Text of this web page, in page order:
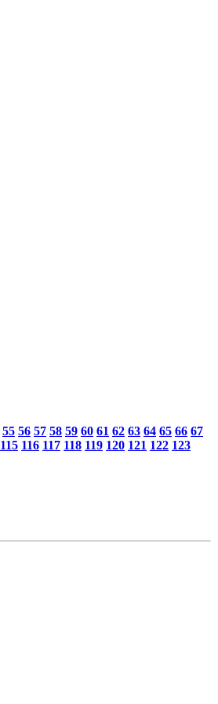
55 56 57 58 59 60 61 62 63 64 65 66 67
115 116 117 118 119 120 121 122 123